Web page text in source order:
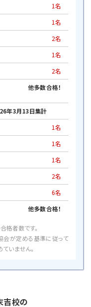
1名
1名
2名
1名
2名
他多数合格！
年3月13日集計
1名
1名
1名
2名
6名
他多数合格！
格者数です。
が定める基準に従って
いません。
吉校の